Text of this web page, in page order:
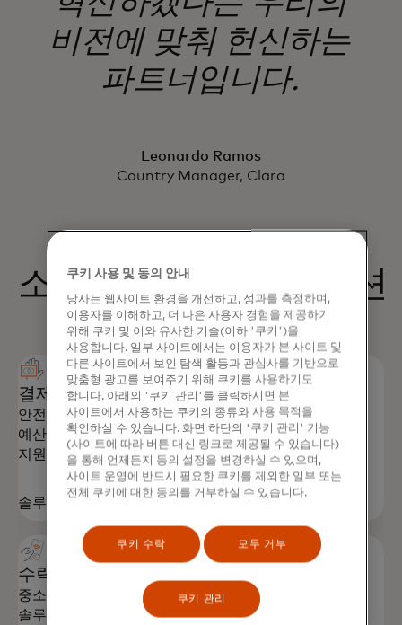
비전에 맞춰 헌신하는
파트너입니다.
Leonardo Ramos
Country Manager, Clara
소규모 비즈니스 솔루션
결제 솔루션
안전한 결제, 지출 제어, 생산성 도구를 통해 중소기업이
예산을 준수하고 비즈니스를 성장시킬 수 있도록
지원하세요.
솔루션 살펴보기
수락
중소기업을 위한 안전하고 간편하며 스마트한 결제
솔루션을 제공하여 결제 및 체크아웃을 가속화합니다.
쿠키 사용 및 동의 안내
당사는 웹사이트 환경을 개선하고, 성과를 측정하며,
이용자를 이해하고, 더 나은 사용자 경험을 제공하기
위해 쿠키 및 이와 유사한 기술(이하 '쿠키')을
사용합니다. 일부 사이트에서는 이용자가 본 사이트 및
다른 사이트에서 보인 탐색 활동과 관심사를 기반으로
맞춤형 광고를 보여주기 위해 쿠키를 사용하기도
합니다. 아래의 '쿠키 관리'를 클릭하시면 본
사이트에서 사용하는 쿠키의 종류와 사용 목적을
확인하실 수 있습니다. 화면 하단의 '쿠키 관리' 기능
(사이트에 따라 버튼 대신 링크로 제공될 수 있습니다)
을 통해 언제든지 동의 설정을 변경하실 수 있으며,
사이트 운영에 반드시 필요한 쿠키를 제외한 일부 또는
전체 쿠키에 대한 동의를 거부하실 수 있습니다.
쿠키 수락 모두 거부
쿠키 관리